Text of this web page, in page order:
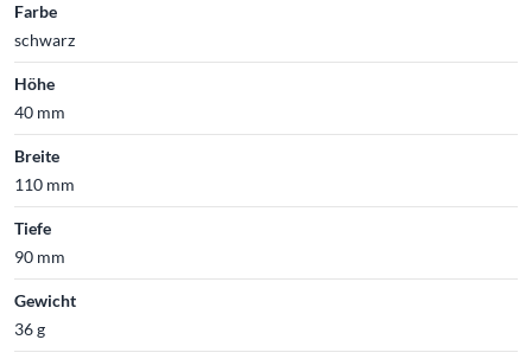
Farbe
schwarz
Höhe
40 mm
Breite
110 mm
Tiefe
90 mm
Gewicht
36 g